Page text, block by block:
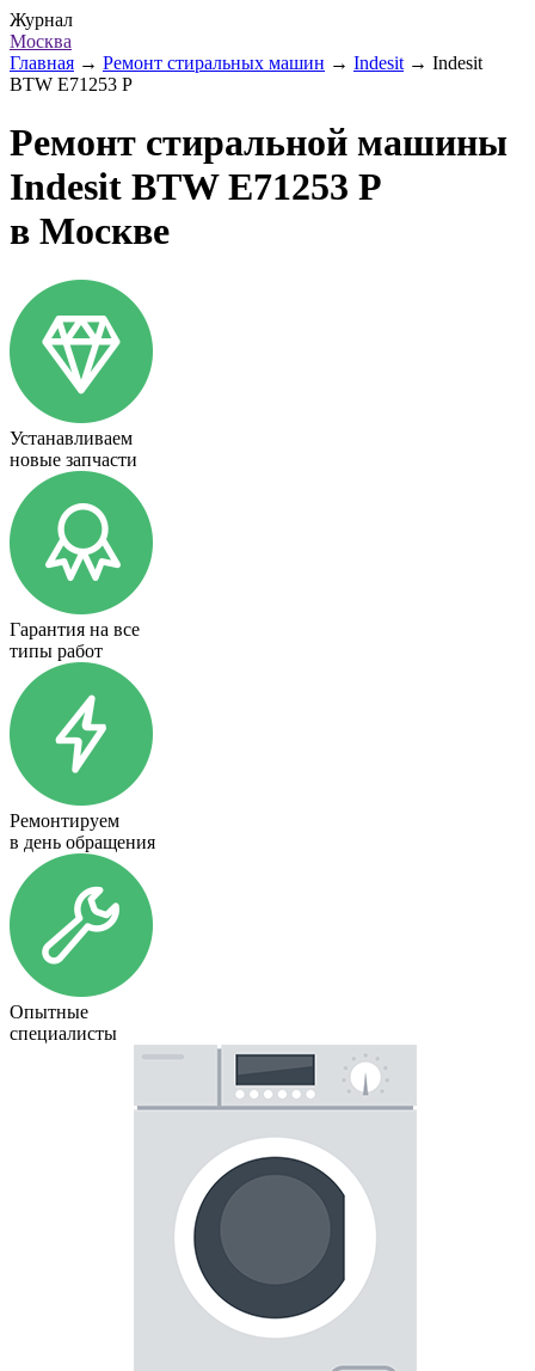
Журнал
Москва
Главная → Ремонт стиральных машин → Indesit → Indesit
BTW E71253 P
Ремонт стиральной машины
Indesit BTW E71253 P
в Москве
Устанавливаем
новые запчасти
Гарантия на все
типы работ
Ремонтируем
в день обращения
Опытные
специалисты